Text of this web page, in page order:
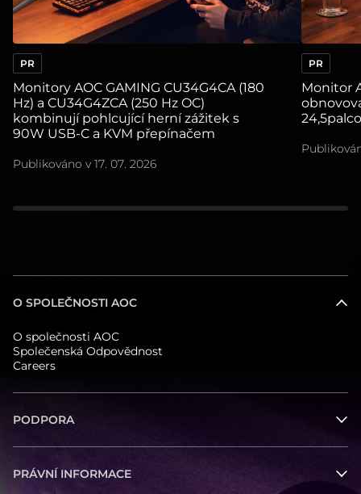
PR
Monitory AOC GAMING CU34G4CA (180
Hz) a CU34G4ZCA (250 Hz OC)
kombinují pohlcující herní zážitek s
90W USB-C a KVM přepínačem
Publikováno v 17. 07. 2026
PR
Monitor
O SPOLEČNOSTI AOC
O společnosti AOC
Společenská Odpovědnost
Careers
PODPORA
PRÁVNÍ INFORMACE